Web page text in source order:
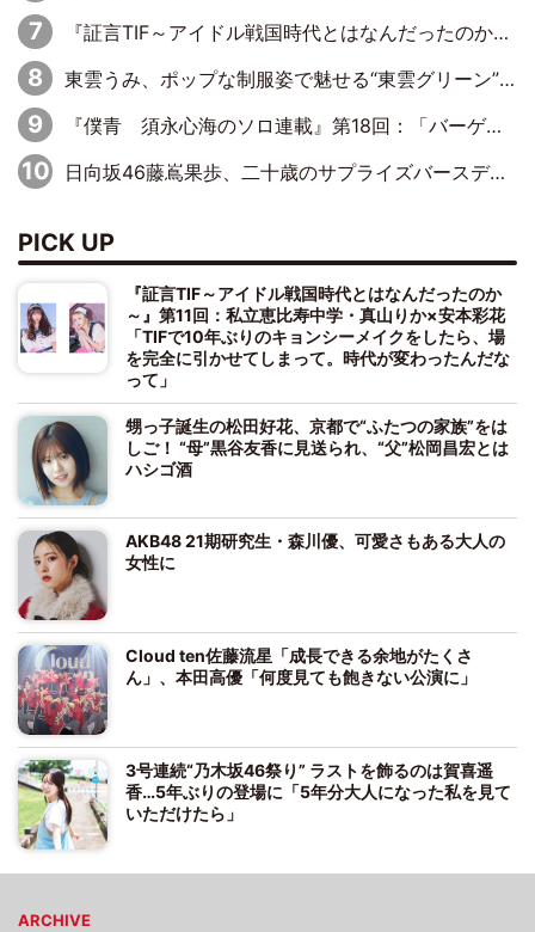
『証言TIF～アイドル戦国時代とはなんだったのか～』第8回：Negicco・Nao☆×Megu×Kaede「東京からオファーが来たのと、梨の皮剥きとどっちが大事なんだって」
東雲うみ、ポップな制服姿で魅せる“東雲グリーン”の正体
『僕青 須永心海のソロ連載』第18回：「バーゲンセールハンターみうな inしまむら」編
日向坂46藤嶌果歩、二十歳のサプライズバースデーに大喜び「頼られる先輩になれるように努力していきたい」
PICK UP
『証言TIF～アイドル戦国時代とはなんだったのか
～』第11回：私立恵比寿中学・真山りか×安本彩花
「TIFで10年ぶりのキョンシーメイクをしたら、場
を完全に引かせてしまって。時代が変わったんだな
って」
甥っ子誕生の松田好花、京都で“ふたつの家族”をは
しご！ “母”黒谷友香に見送られ、“父”松岡昌宏とは
ハシゴ酒
AKB48 21期研究生・森川優、可愛さもある大人の
女性に
Cloud ten佐藤流星「成長できる余地がたくさ
ん」、本田高優「何度見ても飽きない公演に」
3号連続“乃木坂46祭り” ラストを飾るのは賀喜遥
香…5年ぶりの登場に「5年分大人になった私を見て
いただけたら」
ARCHIVE